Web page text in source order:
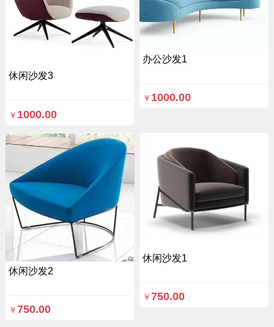
休闲沙发3
￥ 1000.00
办公沙发1
￥ 1000.00
休闲沙发2
￥ 750.00
休闲沙发1
￥ 750.00